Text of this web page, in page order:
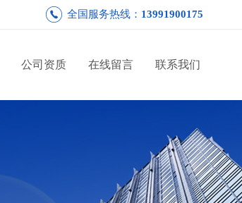
全国服务热线： 13991900175
公司资质 在线留言 联系我们